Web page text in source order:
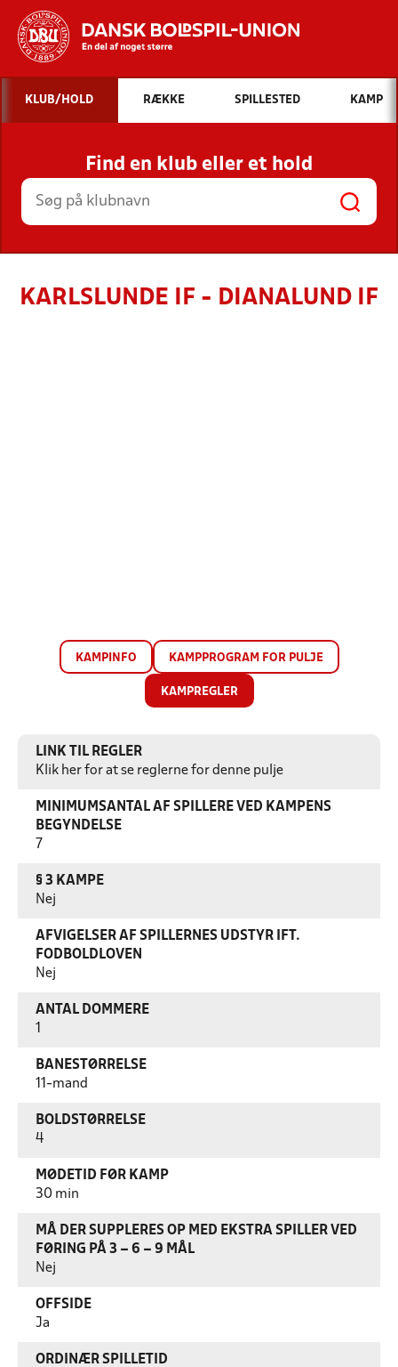
Hvad vil du søge efter?
INDHOLD OG NYHEDER
STILLINGER, RESULTATER, KLUBBER OG
HOLD
KLUB/HOLD RÆKKE SPILLESTED KAMP
Find en klub eller et hold
KARLSLUNDE IF - DIANALUND IF
KAMPINFO KAMPPROGRAM FOR PULJE
KAMPREGLER
LINK TIL REGLER
Klik her for at se reglerne for denne pulje
MINIMUMSANTAL AF SPILLERE VED KAMPENS
BEGYNDELSE
7
§ 3 KAMPE
Nej
AFVIGELSER AF SPILLERNES UDSTYR IFT.
FODBOLDLOVEN
Nej
ANTAL DOMMERE
BANESTØRRELSE
11-mand
BOLDSTØRRELSE
4
MØDETID FØR KAMP
30 min
MÅ DER SUPPLERES OP MED EKSTRA SPILLER VED
FØRING PÅ 3 – 6 – 9 MÅL
Nej
OFFSIDE
Ja
ORDINÆR SPILLETID